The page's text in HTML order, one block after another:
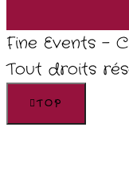
Fine Events -
Tout droits
TOP